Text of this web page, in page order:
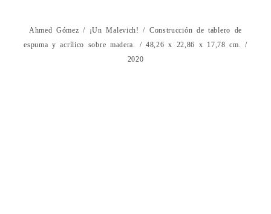
Ahmed Gómez / ¡Un Malevich! / Construcción de tablero de
espuma y acrílico sobre madera. / 48,26 x 22,86 x 17,78 cm. /
2020